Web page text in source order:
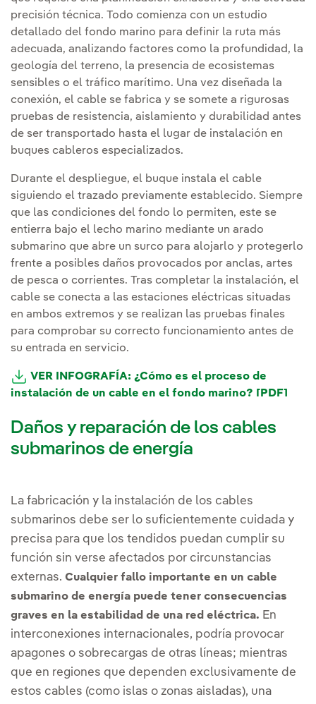
precisión técnica. Todo comienza con un estudio
detallado del fondo marino para definir la ruta más
adecuada, analizando factores como la profundidad, la
geología del terreno, la presencia de ecosistemas
sensibles o el tráfico marítimo. Una vez diseñada la
conexión, el cable se fabrica y se somete a rigurosas
pruebas de resistencia, aislamiento y durabilidad antes
de ser transportado hasta el lugar de instalación en
buques cableros especializados.
Durante el despliegue, el buque instala el cable
siguiendo el trazado previamente establecido. Siempre
que las condiciones del fondo lo permiten, este se
entierra bajo el lecho marino mediante un arado
submarino que abre un surco para alojarlo y protegerlo
frente a posibles daños provocados por anclas, artes
de pesca o corrientes. Tras completar la instalación, el
cable se conecta a las estaciones eléctricas situadas
en ambos extremos y se realizan las pruebas finales
para comprobar su correcto funcionamiento antes de
su entrada en servicio.
VER INFOGRAFÍA: ¿Cómo es el proceso de
instalación de un cable en el fondo marino? [PDF]
Daños y reparación de los cables
submarinos de energía
La fabricación y la instalación de los cables
submarinos debe ser lo suficientemente cuidada y
precisa para que los tendidos puedan cumplir su
función sin verse afectados por circunstancias
externas. Cualquier fallo importante en un cable
submarino de energía puede tener consecuencias
graves en la estabilidad de una red eléctrica. En
interconexiones internacionales, podría provocar
apagones o sobrecargas de otras líneas; mientras
que en regiones que dependen exclusivamente de
estos cables (como islas o zonas aisladas), una